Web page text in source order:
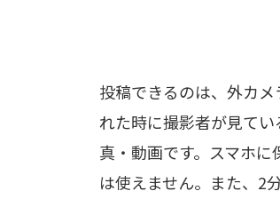
投稿できるのは、外カ
れた時に撮影者が見て
真・動画です。スマホ
は使えません。また、2